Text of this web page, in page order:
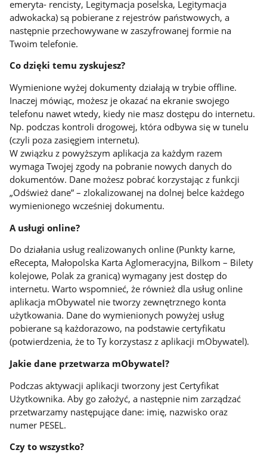
emeryta- rencisty, Legitymacja poselska, Legitymacja
adwokacka) są pobierane z rejestrów państwowych, a
następnie przechowywane w zaszyfrowanej formie na
Twoim telefonie.
Co dzięki temu zyskujesz?
Wymienione wyżej dokumenty działają w trybie offline.
Inaczej mówiąc, możesz je okazać na ekranie swojego
telefonu nawet wtedy, kiedy nie masz dostępu do internetu.
Np. podczas kontroli drogowej, która odbywa się w tunelu
(czyli poza zasięgiem internetu).
W związku z powyższym aplikacja za każdym razem
wymaga Twojej zgody na pobranie nowych danych do
dokumentów. Dane możesz pobrać korzystając z funkcji
„Odśwież dane” – zlokalizowanej na dolnej belce każdego
wymienionego wcześniej dokumentu.
A usługi online?
Do działania usług realizowanych online (Punkty karne,
eRecepta, Małopolska Karta Aglomeracyjna, Bilkom – Bilety
kolejowe, Polak za granicą) wymagany jest dostęp do
internetu. Warto wspomnieć, że również dla usług online
aplikacja mObywatel nie tworzy zewnętrznego konta
użytkowania. Dane do wymienionych powyżej usług
pobierane są każdorazowo, na podstawie certyfikatu
(potwierdzenia, że to Ty korzystasz z aplikacji mObywatel).
Jakie dane przetwarza mObywatel?
Podczas aktywacji aplikacji tworzony jest Certyfikat
Użytkownika. Aby go założyć, a następnie nim zarządzać
przetwarzamy następujące dane: imię, nazwisko oraz
numer PESEL.
Czy to wszystko?